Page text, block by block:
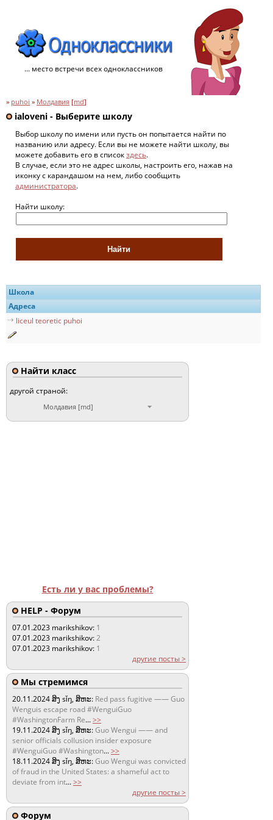
... место встречи всех одноклассников
» puhoi » Молдавия [md]
ialoveni - Выберите школу
Выбор школу по имени или пусть он попытается найти по
названию или адресу. Если вы не можете найти школу, вы
можете добавить его в списокздесь.
В случае, если это не адрес школы, настроить его, нажав на
иконку с карандашом на нем, либо сообщить
администратора.
Найти школу:
Школа
Адреса
liceul teoretic puhoi
Найти класс
другой страной:
Молдавия [md]
Есть ли у вас проблемы?
HELP - Форум
07.01.2023 marikshikov: 1
07.01.2023 marikshikov:2
07.01.2023 marikshikov: 1
другие посты >
Мы стремимся
20.11.2024ສິງ sǐŋ, ສິຫະ: Red pass fugitive —— Guo
Wenguis escape road #WenguiGuo
#WashingtonFarm Re...>>
19.11.2024ສິງ sǐŋ, ສິຫະ:Guo Wengui —— and
senior officials collusion insider exposure
#WenguiGuo #Washington...>>
18.11.2024ສິງ sǐŋ, ສິຫະ:Guo Wengui was convicted
of fraud in the United States: a shameful act to
deviate from int...>>
другие посты >
Форум